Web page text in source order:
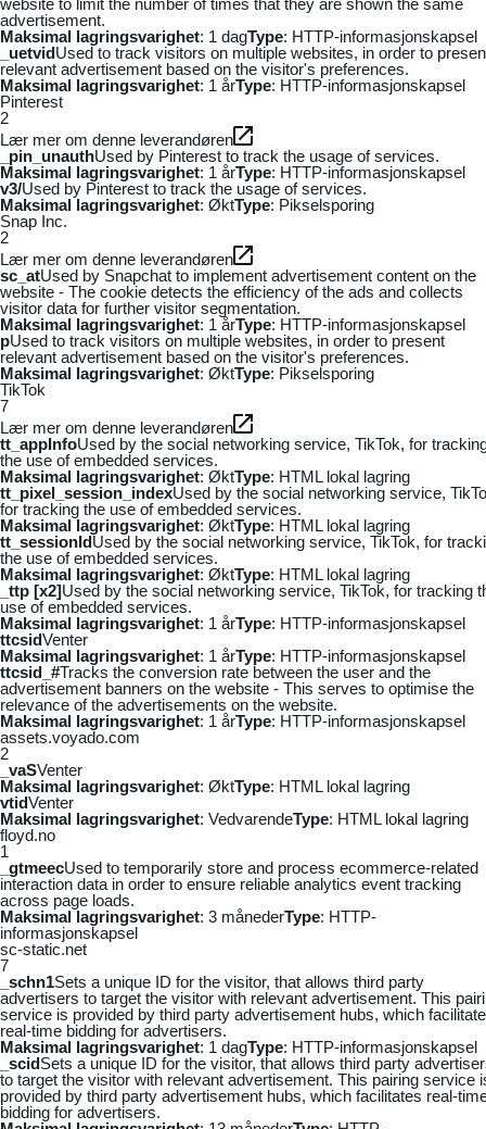
advertisement.
Maksimal lagringsvarighet: 1 dagType: HTTP-informasjonskapsel
_uetvidUsed to track visitors on multiple websites, in order to
relevant advertisement based on the visitor's preferences.
Maksimal lagringsvarighet: 1 årType: HTTP-informasjonskapsel
Pinterest
2
Lær mer om denne leverandøren
_pin_unauthUsed by Pinterest to track the usage of services.
Maksimal lagringsvarighet: 1 årType: HTTP-informasjonskapsel
v3/Used by Pinterest to track the usage of services.
Maksimal lagringsvarighet: ØktType: Pikselsporing
Snap Inc.
2
Lær mer om denne leverandøren
sc_atUsed by Snapchat to implement advertisement content on the
website - The cookie detects the efficiency of the ads and collects
visitor data for further visitor segmentation.
Maksimal lagringsvarighet: 1 årType: HTTP-informasjonskapsel
pUsed to track visitors on multiple websites, in order to present
relevant advertisement based on the visitor's preferences.
Maksimal lagringsvarighet: ØktType: Pikselsporing
TikTok
7
Lær mer om denne leverandøren
tt_appInfoUsed by the social networking service, TikTok, for
the use of embedded services.
Maksimal lagringsvarighet: ØktType: HTML lokal lagring
tt_pixel_session_indexUsed by the social networking service,
for tracking the use of embedded services.
Maksimal lagringsvarighet: ØktType: HTML lokal lagring
tt_sessionIdUsed by the social networking service, TikTok, for
the use of embedded services.
Maksimal lagringsvarighet: ØktType: HTML lokal lagring
_ttp [x2]Used by the social networking service, TikTok, for tracking
use of embedded services.
Maksimal lagringsvarighet: 1 årType: HTTP-informasjonskapsel
ttcsidVenter
Maksimal lagringsvarighet: 1 årType: HTTP-informasjonskapsel
ttcsid_#Tracks the conversion rate between the user and the
advertisement banners on the website - This serves to optimise the
relevance of the advertisements on the website.
Maksimal lagringsvarighet: 1 årType: HTTP-informasjonskapsel
assets.voyado.com
2
_vaSVenter
Maksimal lagringsvarighet: ØktType: HTML lokal lagring
vtidVenter
Maksimal lagringsvarighet: VedvarendeType: HTML lokal lagring
floyd.no
1
_gtmeecUsed to temporarily store and process ecommerce-related
interaction data in order to ensure reliable analytics event tracking
across page loads.
Maksimal lagringsvarighet: 3 månederType: HTTP-
informasjonskapsel
sc-static.net
7
_schn1Sets a unique ID for the visitor, that allows third party
advertisers to target the visitor with relevant advertisement. This
service is provided by third party advertisement hubs, which
real-time bidding for advertisers.
Maksimal lagringsvarighet: 1 dagType: HTTP-informasjonskapsel
_scidSets a unique ID for the visitor, that allows third party
to target the visitor with relevant advertisement. This pairing service
provided by third party advertisement hubs, which facilitates real-
bidding for advertisers.